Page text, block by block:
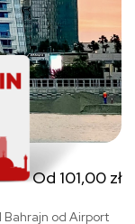
Od 101,00 zł
Bahrajn od Airport